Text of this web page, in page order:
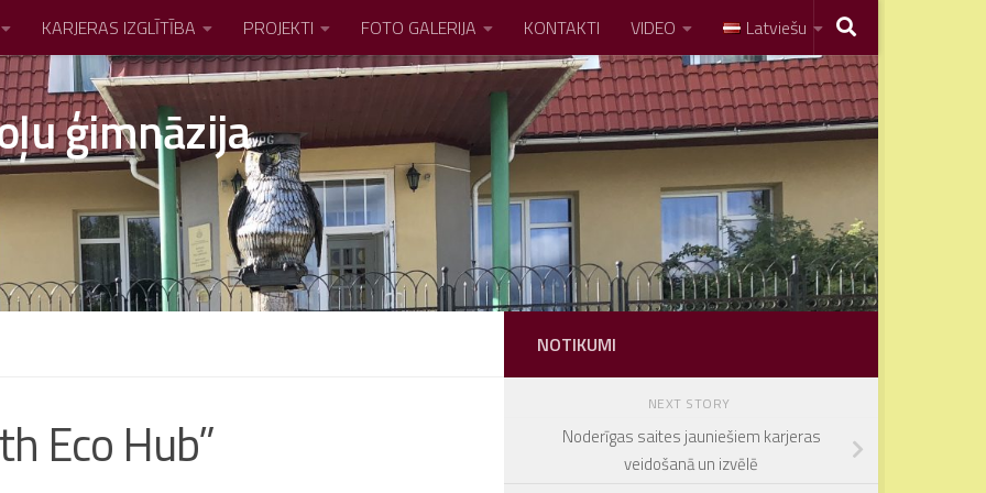
KARJERAS IZGLĪTĪBA PROJEKTI FOTO GALERIJA KONTAKTI VIDEO Latviešu
ģimnāzija
Eco Hub”
NOTIKUMI
NEXT STORY
Noderīgas saites jauniešiem karjeras
veidošanā un izvēlē